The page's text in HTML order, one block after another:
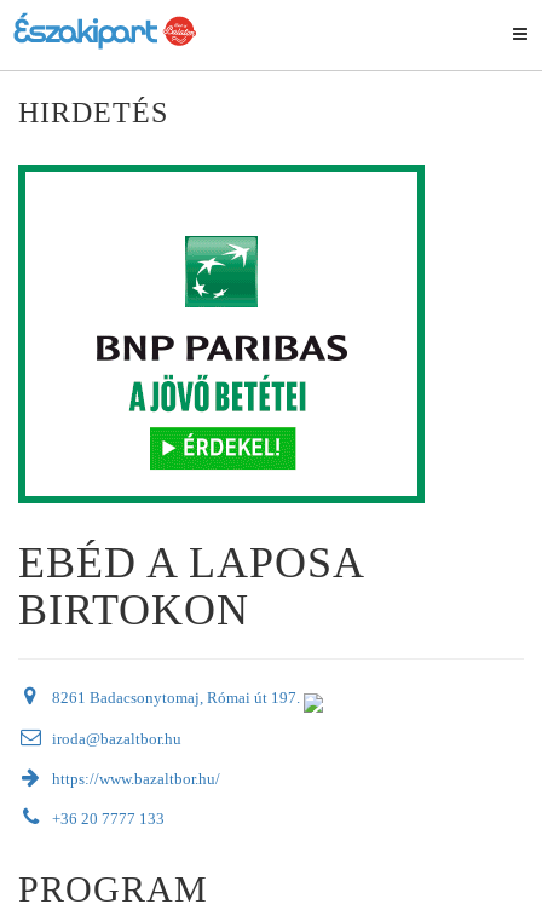
HIRDETÉS
EBÉD A LAPOSA
BIRTOKON
8261 Badacsonytomaj, Római út 197.
iroda@bazaltbor.hu
https://www.bazaltbor.hu/
+36 20 7777 133
PROGRAM